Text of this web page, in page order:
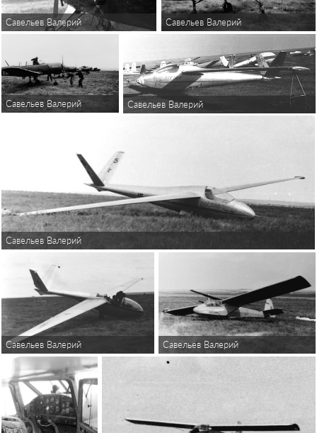
Савельев Валерий Савельев Валерий
Савельев Валерий Савельев Валерий
Савельев Валерий
Савельев Валерий Савельев Валерий